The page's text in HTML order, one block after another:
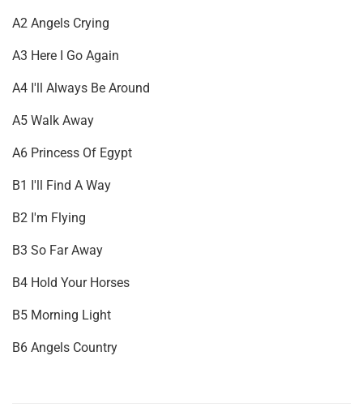
A2 Angels Crying
A3 Here I Go Again
A4 I'll Always Be Around
A5 Walk Away
A6 Princess Of Egypt
B1 I'll Find A Way
B2 I'm Flying
B3 So Far Away
B4 Hold Your Horses
B5 Morning Light
B6 Angels Country